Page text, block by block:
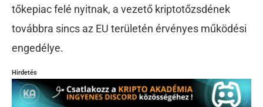
tőkepiac felé nyitnak, a vezető kriptotőzsdének
továbbra sincs az EU területén érvényes működési
engedélye.
Hirdetés